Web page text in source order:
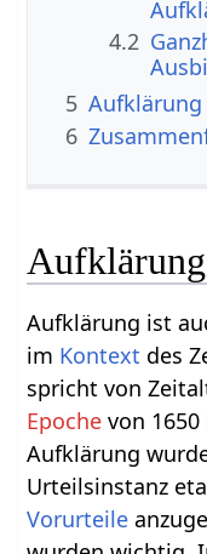
4.2
5
6
Aufklärung
Aufklärung ist
im Kontext des
spricht von
Epoche von
Aufklärung
Urteilsinstanz
Vorurteile